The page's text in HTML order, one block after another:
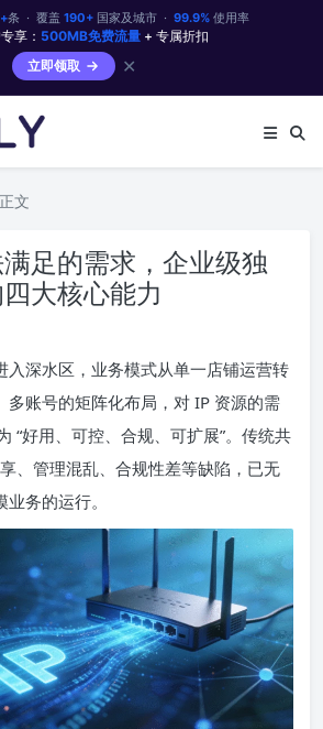
条 · 覆盖 190+国家及城市 · 99.9%使用率
享： 500MB免费流量 + 专属折扣
立即领取
✕
正文
足的需求，企业级独
大核心能力
入深水区，业务模式从单一店铺运营转
多账号的矩阵化布局，对 IP 资源的需
“好用、可控、合规、可扩展”。传统共
、管理混乱、合规性差等缺陷，已无
务的运行。